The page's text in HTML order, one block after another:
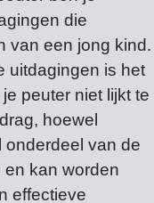
die
van een jong kind.
uitdagingen is het
peuter niet lijkt te
hoewel
onderdeel van de
kan worden
effectieve